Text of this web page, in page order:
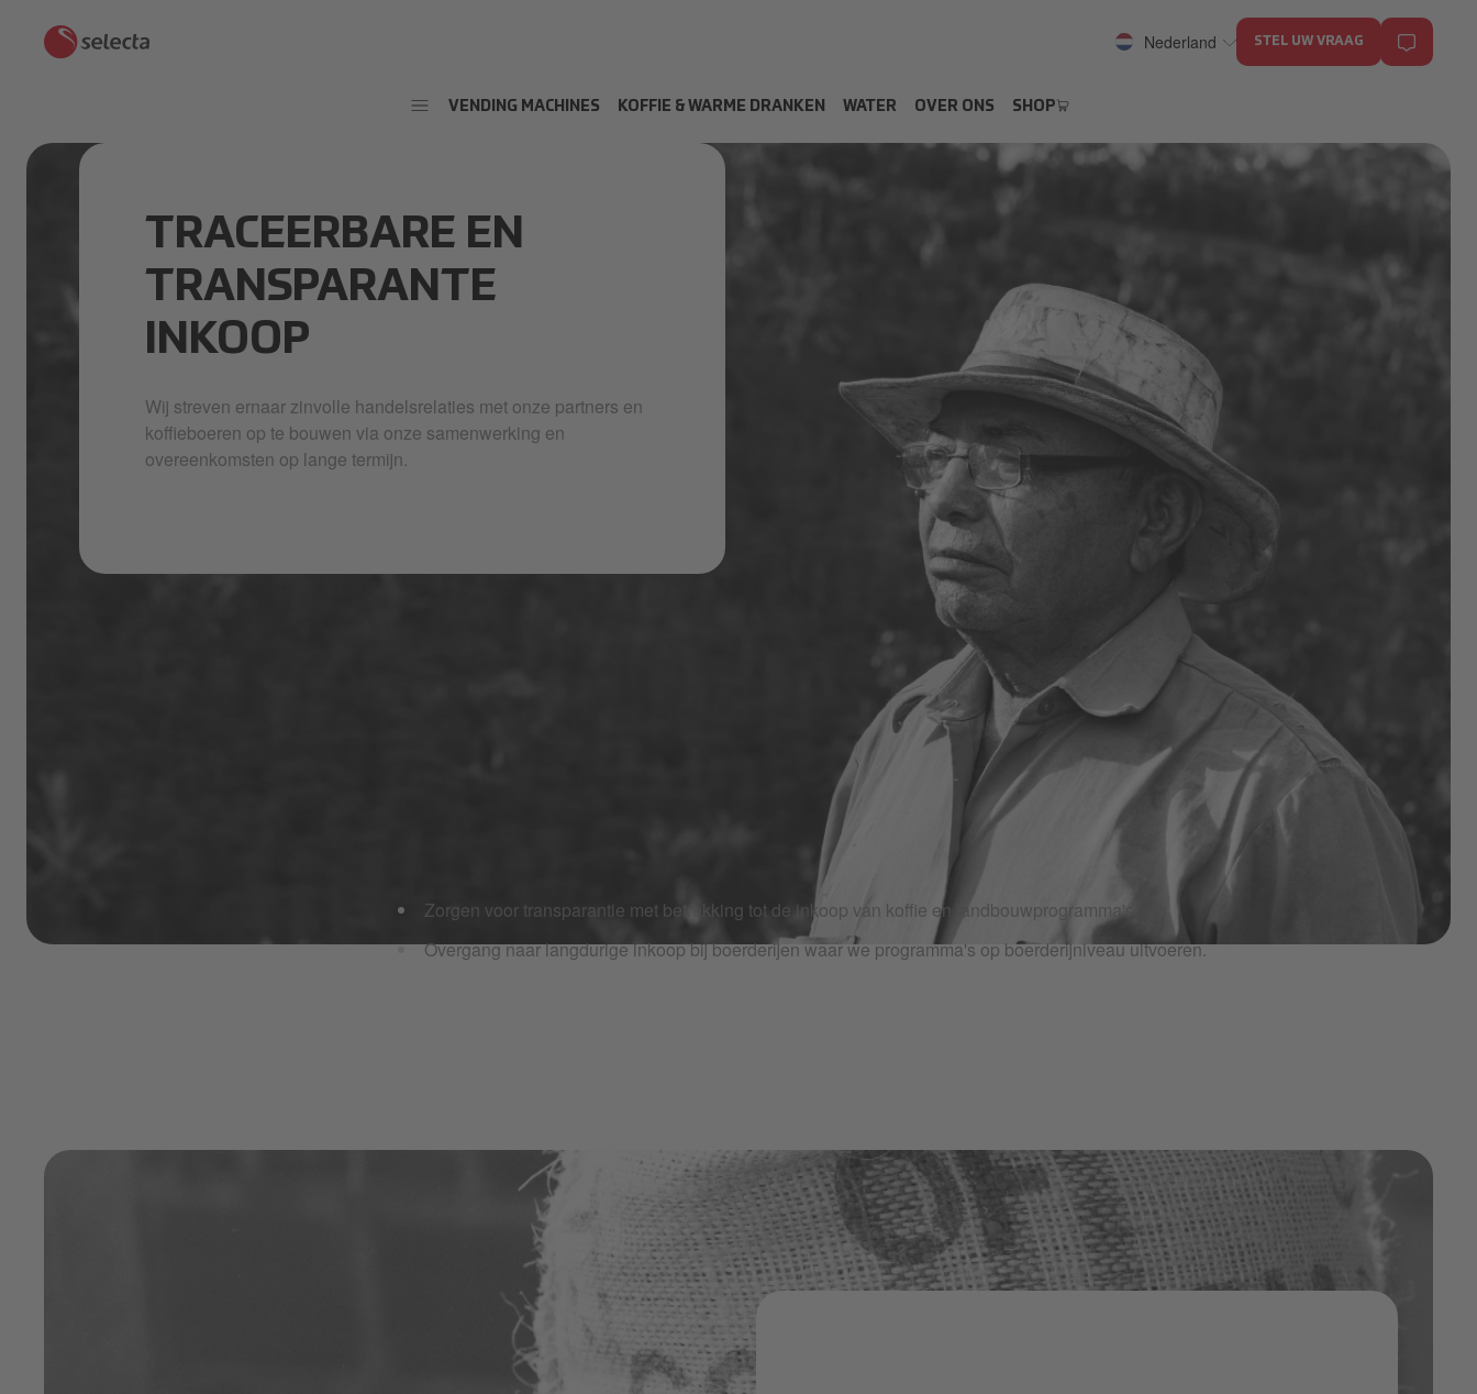
Nederland STEL UW VRAAG
VENDING MACHINES KOFFIE & WARME DRANKEN WATER OVER ONS SHOP
TRACEERBARE EN
TRANSPARANTE
INKOOP
Wij streven ernaar zinvolle handelsrelaties met onze partners en
koffieboeren op te bouwen via onze samenwerking en
overeenkomsten op lange termijn.
We zijn geïnteresseerd in waar de koffie vandaan komt, wie hem verbouwt en hoe de koffie van de boerderij in je kopje
Zorgen voor transparantie met betrekking tot de inkoop van koffie en landbouwprogramma's
Overgang naar langdurige inkoop bij boerderijen waar we programma's op boerderijniveau uitvoeren.